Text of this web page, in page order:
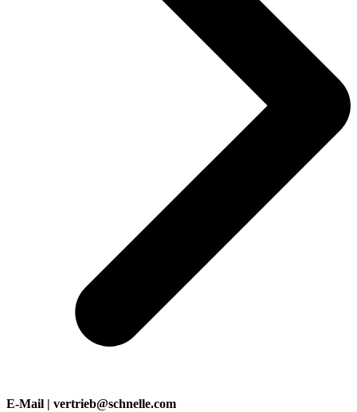
E-Mail | vertrieb@schnelle.com